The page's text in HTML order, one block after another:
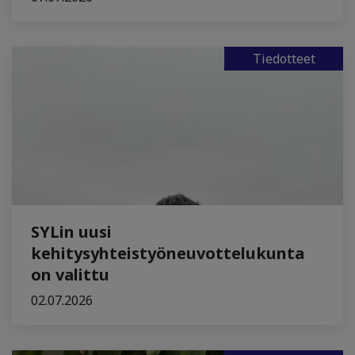
Tiedotteet
SYLin uusi
kehitysyhteistyöneuvottelukunta
on valittu
02.07.2026